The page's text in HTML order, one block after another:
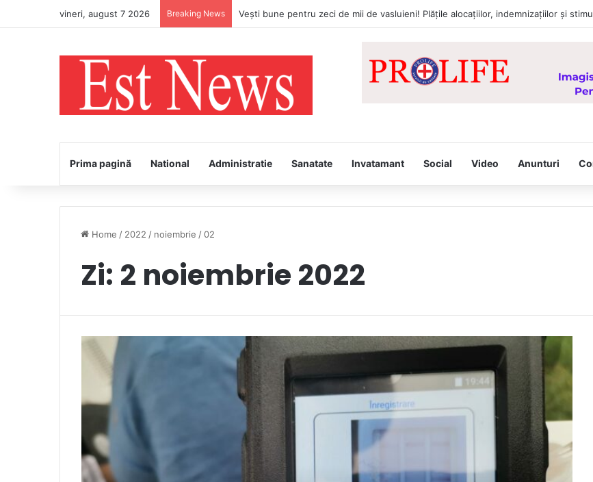
vineri, august 7 2026 Breaking News PS Ignatie va întâmpina, joi, la Vaslui, Icoana făcătoare de minuni a Maicii
Prima pagină National Administratie Sanatate Invatamant Social Video Anunturi
Home / 2022 / noiembrie /02
Zi: 2 noiembrie 2022